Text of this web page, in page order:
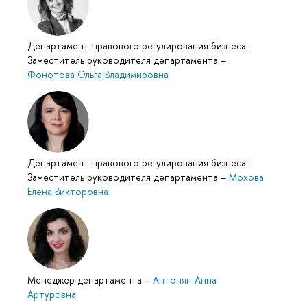
Департамент правового регулирования бизнеса:
Заместитель руководителя департамента –
Фонотова Ольга Владимировна
Департамент правового регулирования бизнеса:
Заместитель руководителя департамента – Мохова
Елена Викторовна
Менеджер департамента – Антонян Анна
Артуровна